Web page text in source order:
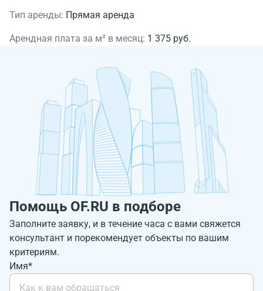
Тип аренды: Прямая аренда
Арендная плата за м² в месяц: 1 375 руб.
Помощь OF.RU в подборе
Заполните заявку, и в течение часа с вами свяжется
консультант и порекомендует объекты по вашим
критериям.
Имя*